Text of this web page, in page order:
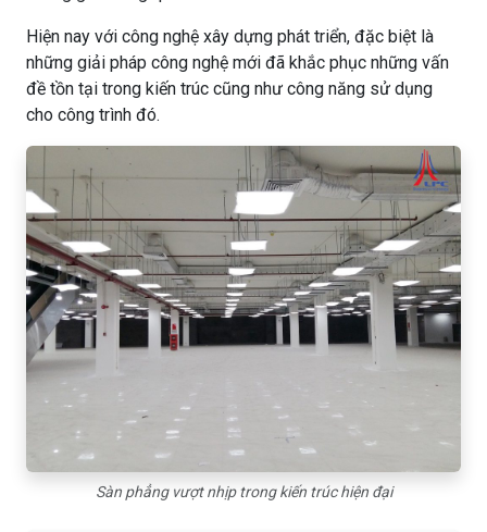
Hiện nay với công nghệ xây dựng phát triển, đặc biệt là
những giải pháp công nghệ mới đã khắc phục những vấn
đề tồn tại trong kiến trúc cũng như công năng sử dụng
cho công trình đó.
Sàn phẳng vượt nhịp trong kiến trúc hiện đại